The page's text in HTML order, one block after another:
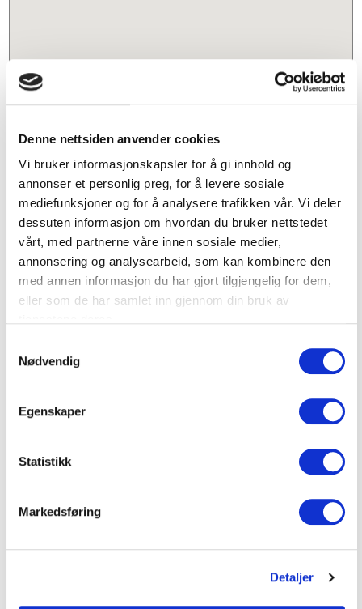
Denne nettsiden anvender cookies
Vi bruker informasjonskapsler for å gi innhold og
annonser et personlig preg, for å levere sosiale
mediefunksjoner og for å analysere trafikken vår. Vi deler
dessuten informasjon om hvordan du bruker nettstedet
vårt, med partnerne våre innen sosiale medier,
annonsering og analysearbeid, som kan kombinere den
med annen informasjon du har gjort tilgjengelig for dem,
eller som de har samlet inn gjennom din bruk av
Nødvendig
Egenskaper
Statistikk
Markedsføring
Detaljer